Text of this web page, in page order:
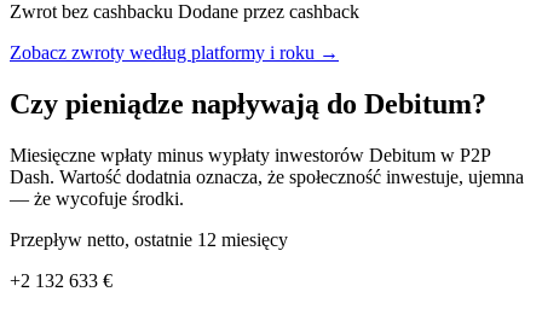
Zwrot bez cashbacku Dodane przez cashback
Zobacz zwroty według platformy i roku →
Czy pieniądze napływają do Debitum?
Miesięczne wpłaty minus wypłaty inwestorów Debitum w P2P
Dash. Wartość dodatnia oznacza, że społeczność inwestuje, ujemna
— że wycofuje środki.
Przepływ netto, ostatnie 12 miesięcy
+2 132 633 €